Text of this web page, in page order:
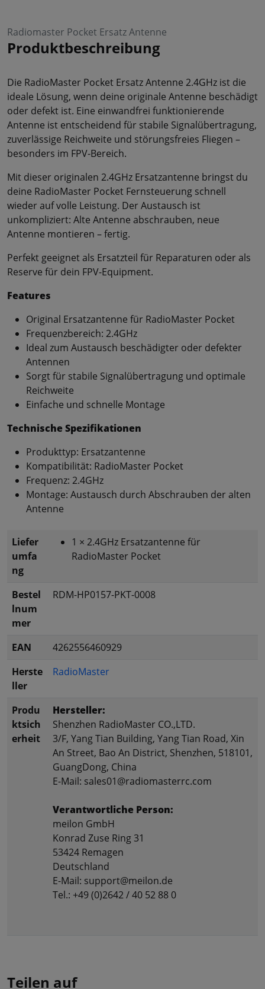
Radiomaster Pocket Ersatz Antenne
Produktbeschreibung
Die RadioMaster Pocket Ersatz Antenne 2.4GHz ist die
ideale Lösung, wenn deine originale Antenne beschädigt
oder defekt ist. Eine einwandfrei funktionierende
Antenne ist entscheidend für stabile Signalübertragung,
zuverlässige Reichweite und störungsfreies Fliegen –
besonders im FPV-Bereich.
Mit dieser originalen 2.4GHz Ersatzantenne bringst du
deine RadioMaster Pocket Fernsteuerung schnell
wieder auf volle Leistung. Der Austausch ist
unkompliziert: Alte Antenne abschrauben, neue
Antenne montieren – fertig.
Perfekt geeignet als Ersatzteil für Reparaturen oder als
Reserve für dein FPV-Equipment.
Features
Original Ersatzantenne für RadioMaster Pocket
Frequenzbereich: 2.4GHz
Ideal zum Austausch beschädigter oder defekter
Antennen
Sorgt für stabile Signalübertragung und optimale
Reichweite
Einfache und schnelle Montage
Technische Spezifikationen
Produkttyp: Ersatzantenne
Kompatibilität: RadioMaster Pocket
Frequenz: 2.4GHz
Montage: Austausch durch Abschrauben der alten
Antenne
Liefer
umfa
ng
1 × 2.4GHz Ersatzantenne für
RadioMaster Pocket
Bestel
lnum
mer
RDM-HP0157-PKT-0008
EAN
4262556460929
Herste
ller
RadioMaster
Produ
ktsich
erheit
Hersteller:
Shenzhen RadioMaster CO.,LTD.
3/F, Yang Tian Building, Yang Tian Road, Xin
An Street, Bao An District, Shenzhen, 518101,
GuangDong, China
E-Mail: sales01@radiomasterrc.com
Verantwortliche Person:
meilon GmbH
Konrad Zuse Ring 31
53424 Remagen
Deutschland
E-Mail: support@meilon.de
Tel.: +49 (0)2642 / 40 52 88 0
Teilen auf